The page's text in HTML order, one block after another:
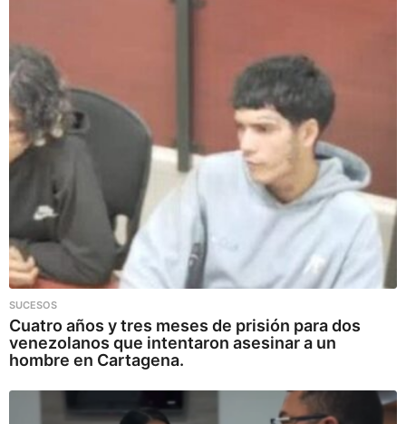
SUCESOS
Cuatro años y tres meses de prisión para dos
venezolanos que intentaron asesinar a un
hombre en Cartagena.